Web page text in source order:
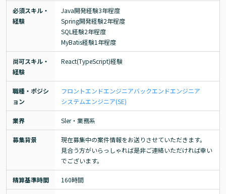
必須スキル・
経験
Java開発経験3年程度
Spring開発経験2年程度
SQL経験2年程度
MyBatis経験1年程度
尚可スキル・
経験
React(TypeScript)経験
職種・ポジシ
ョン
フロントエンドエンジニアバックエンドエンジニア
システムエンジニア(SE)
業界 Sler・業務系
募集背景
現在募集中の案件情報をお送りさせていただきます。
見合う方がいらっしゃれば是非ご連絡いただければ幸い
でございます。
精算基準時間 160時間